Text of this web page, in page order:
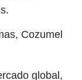
Cozumel
global,